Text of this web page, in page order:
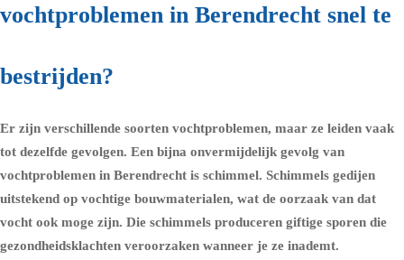
vochtproblemen in Berendrecht snel te
bestrijden?
Er zijn verschillende soorten vochtproblemen, maar ze leiden vaak
tot dezelfde gevolgen. Een bijna onvermijdelijk gevolg van
vochtproblemen in Berendrecht is schimmel. Schimmels gedijen
uitstekend op vochtige bouwmaterialen, wat de oorzaak van dat
vocht ook moge zijn. Die schimmels produceren giftige sporen die
gezondheidsklachten veroorzaken wanneer je ze inademt.